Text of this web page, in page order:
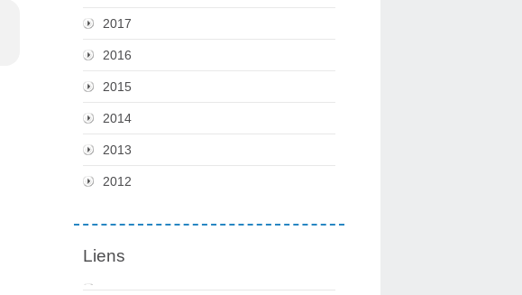
2017
2016
2015
2014
2013
2012
Liens